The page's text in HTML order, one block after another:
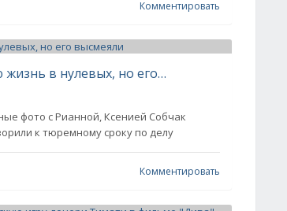
Комментировать
"Папа денег дал". Тимати показал свою звёздную жизнь в нулевых, но его высмеяли
фото с Рианной, Ксенией Собчак
к тюремному сроку по делу
Комментировать